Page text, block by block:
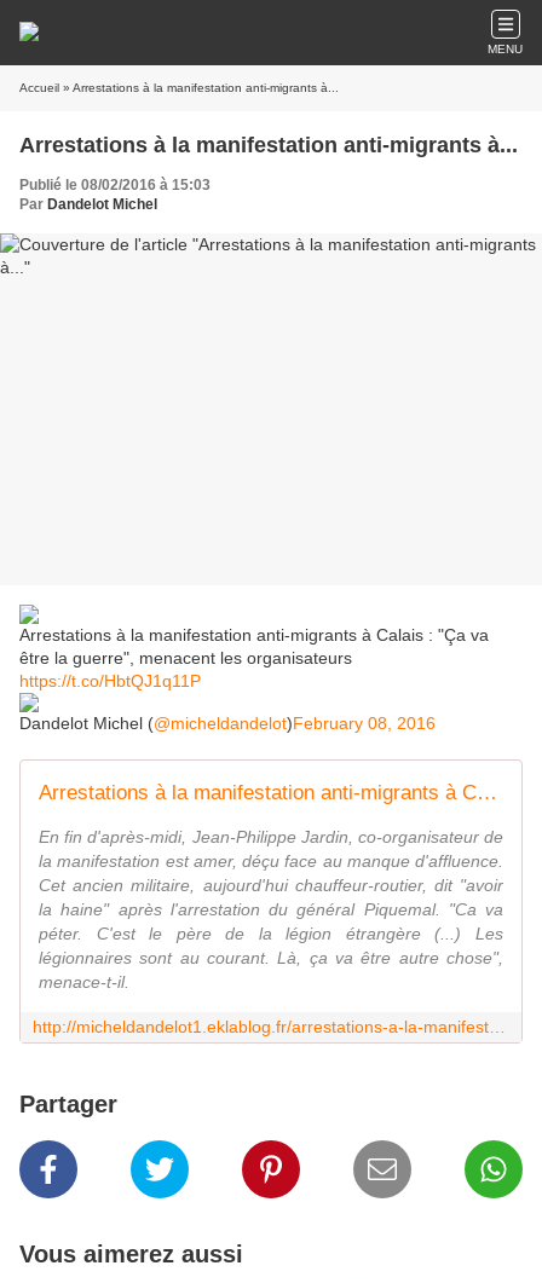
MENU
Accueil » Arrestations à la manifestation anti-migrants à...
Arrestations à la manifestation anti-migrants à...
Publié le 08/02/2016 à 15:03
Par Dandelot Michel
Arrestations à la manifestation anti-migrants à Calais : "Ça va
être la guerre", menacent les organisateurs
https://t.co/HbtQJ1q11P
Dandelot Michel (@micheldandelot)February 08, 2016
Arrestations à la manifestation anti-migrants à Calais : "Ça va être la guerre", menacent les organisateurs *** MISE A JOUR 07/02/2016 17 H 13
En fin d'après-midi, Jean-Philippe Jardin, co-organisateur de
la manifestation est amer, déçu face au manque d'affluence.
Cet ancien militaire, aujourd'hui chauffeur-routier, dit "avoir
la haine" après l'arrestation du général Piquemal. "Ca va
péter. C'est le père de la légion étrangère (...) Les
légionnaires sont au courant. Là, ça va être autre chose",
menace-t-il.
Partager
Vous aimerez aussi